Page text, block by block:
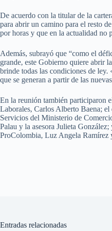
De acuerdo con la titular de la
para abrir un camino para el resto
por horas y que en la actualidad no
Además, subrayó que “como el
grande, este Gobierno quiere abrir
brinde todas las condiciones de ley.
que se generan a partir de las
En la reunión también participaron
Laborales, Carlos Alberto Baena;
Servicios del Ministerio de
Palau y la asesora Julieta
ProColombia, Luz Angela Ramírez
Entradas relacionadas